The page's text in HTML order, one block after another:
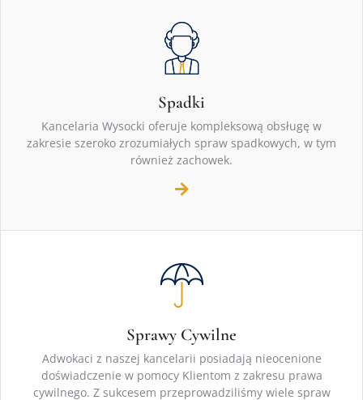
Spadki
Kancelaria Wysocki oferuje kompleksową obsługę w
zakresie szeroko zrozumiałych spraw spadkowych, w tym
również zachowek.
Sprawy Cywilne
Adwokaci z naszej kancelarii posiadają nieocenione
doświadczenie w pomocy Klientom z zakresu prawa
cywilnego. Z sukcesem przeprowadziliśmy wiele spraw